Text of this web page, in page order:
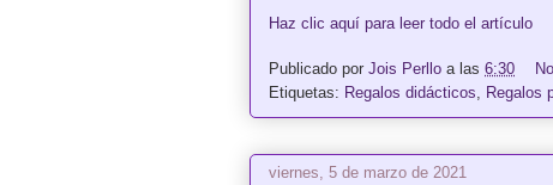
Haz clic aquí para leer todo el artículo
Publicado por Jois Perllo a las 6:30
Etiquetas: Regalos didácticos, Regalos
viernes, 5 de marzo de 2021